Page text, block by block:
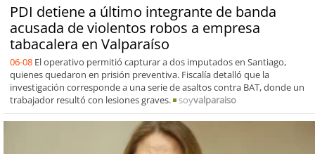
PDI detiene a último integrante de banda
acusada de violentos robos a empresa
tabacalera en Valparaíso
06-08 El operativo permitió capturar a dos imputados en Santiago,
quienes quedaron en prisión preventiva. Fiscalía detalló que la
investigación corresponde a una serie de asaltos contra BAT, donde un
trabajador resultó con lesiones graves.
soyvalparaiso